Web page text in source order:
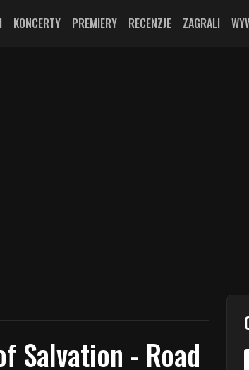
KONCERTY PREMIERY RECENZJE ZAGRALI
Salvation - Road